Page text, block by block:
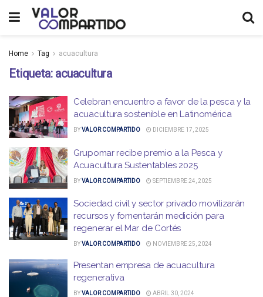
Home Tag acuacultura
Etiqueta: acuacultura
Celebran encuentro a favor de la pesca y la
acuacultura sostenible en Latinomérica
BYVALOR COMPARTIDO DICIEMBRE 17, 2025
Grupomar recibe premio a la Pesca y
Acuacultura Sustentables 2025
BYVALOR COMPARTIDO SEPTIEMBRE 24, 2025
Sociedad civil y sector privado movilizarán
recursos y fomentarán medición para
regenerar el Mar de Cortés
BYVALOR COMPARTIDO NOVIEMBRE 25, 2024
Presentan empresa de acuacultura
regenerativa
BYVALOR COMPARTIDO ABRIL 30, 2024